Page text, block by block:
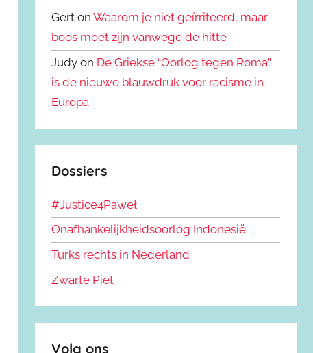
Gert onWaarom je niet geïrriteerd, maar
boos moet zijn vanwege de hitte
Judy on De Griekse “Oorlog tegen Roma”
is de nieuwe blauwdruk voor racisme in
Europa
Dossiers
#Justice4Paweł
Onafhankelijkheidsoorlog Indonesië
Turks rechts in Nederland
Zwarte Piet
Volg ons